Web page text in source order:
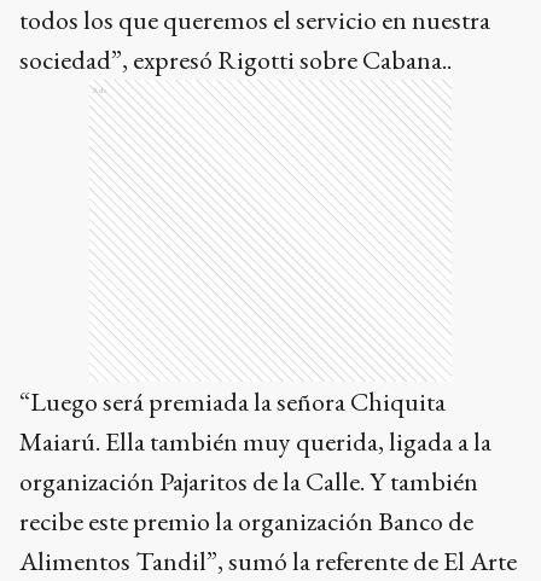
todos los que queremos el servicio en nuestra
sociedad”, expresó Rigotti sobre Cabana..
Ads
“Luego será premiada la señora Chiquita
Maiarú. Ella también muy querida, ligada a la
organización Pajaritos de la Calle. Y también
recibe este premio la organización Banco de
Alimentos Tandil”, sumó la referente de El Arte